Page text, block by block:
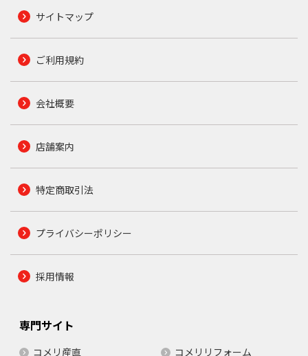
サイトマップ
ご利用規約
会社概要
店舗案内
特定商取引法
プライバシーポリシー
採用情報
専門サイト
コメリ産直 コメリリフォーム